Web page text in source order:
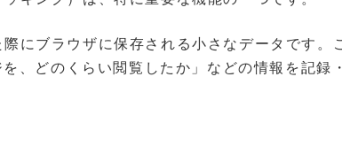
にブラウザに保存される小さなデータです。
、どのくらい閲覧したか」などの情報を記録